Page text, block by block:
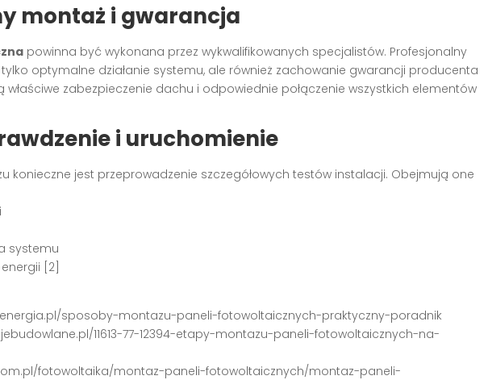
montaż i gwarancja
powinna być wykonana przez wykwalifikowanych specjalistów. Profesjonalny
optymalne działanie systemu, ale również zachowanie gwarancji producenta
właściwe zabezpieczenie dachu i odpowiednie połączenie wszystkich elementów
i uruchomienie
konieczne jest przeprowadzenie szczegółowych testów instalacji. Obejmują one
systemu
[2]
sposoby-montazu-paneli-fotowoltaicznych-praktyczny-poradnik
11613-77-12394-etapy-montazu-paneli-fotowoltaicznych-na-
fotowoltaika/montaz-paneli-fotowoltaicznych/montaz-paneli-